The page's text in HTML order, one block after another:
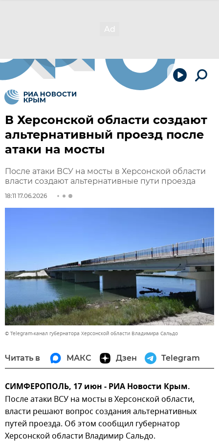
В Херсонской области создают
альтернативный проезд после
атаки на мосты
После атаки ВСУ на мосты в Херсонской области
власти создают альтернативные пути проезда
18:11 17.06.2026
© Telegram-канал губернатора Херсонской области Владимира Сальдо
Читать в МАКС Дзен Telegram
СИМФЕРОПОЛЬ, 17 июн - РИА Новости Крым.
После атаки ВСУ на мосты в Херсонской области,
власти решают вопрос создания альтернативных
путей проезда. Об этом сообщил губернатор
Херсонской области Владимир Сальдо.